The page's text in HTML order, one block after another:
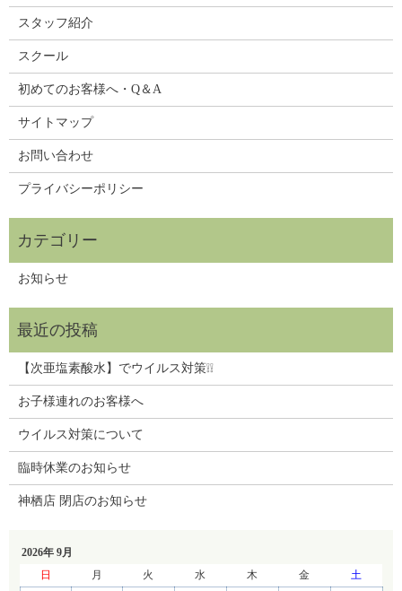
スタッフ紹介
スクール
初めてのお客様へ・Q＆A
サイトマップ
お問い合わせ
プライバシーポリシー
お知らせ
【次亜塩素酸水】でウイルス対策❕❕
お子様連れのお客様へ
ウイルス対策について
臨時休業のお知らせ
神栖店 閉店のお知らせ
2026年 9月
日
月 火 水 木 金
土